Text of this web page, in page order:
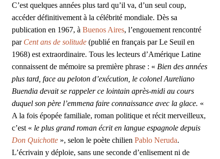
C’est quelques années plus tard qu’il va, d’un seul coup,
accéder définitivement à la célébrité mondiale. Dès sa
publication en 1967, à Buenos Aires, l’engouement rencontré
par Cent ans de solitude (publié en français par Le Seuil en
1968) est extraordinaire. Tous les lecteurs d’Amérique Latine
connaissent de mémoire sa première phrase : « Bien des années
plus tard, face au peloton d’exécution, le colonel Aureliano
Buendia devait se rappeler ce lointain après-midi au cours
duquel son père l’emmena faire connaissance avec la glace. «
A la fois épopée familiale, roman politique et récit merveilleux,
c’est « le plus grand roman écrit en langue espagnole depuis
Don Quichotte », selon le poète chilien Pablo Neruda.
L’écrivain y déploie, sans une seconde d’enlisement ni de